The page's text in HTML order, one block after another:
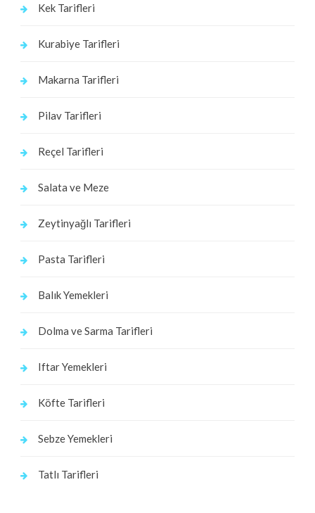
Kek Tarifleri
Kurabiye Tarifleri
Makarna Tarifleri
Pilav Tarifleri
Reçel Tarifleri
Salata ve Meze
Zeytinyağlı Tarifleri
Pasta Tarifleri
Balık Yemekleri
Dolma ve Sarma Tarifleri
Iftar Yemekleri
Köfte Tarifleri
Sebze Yemekleri
Tatlı Tarifleri